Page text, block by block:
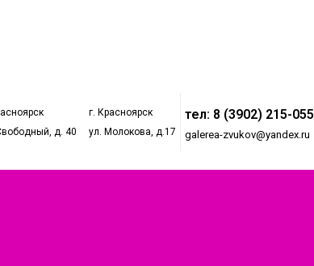
д. 40
г. Красноярск
ул. Молокова, д.17
тел: 8 (3902) 215-055
galerea-zvukov@yandex.ru